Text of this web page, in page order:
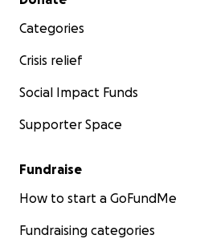
Categories
Crisis relief
Social Impact Funds
Supporter Space
Fundraise
How to start a GoFundMe
Fundraising categories